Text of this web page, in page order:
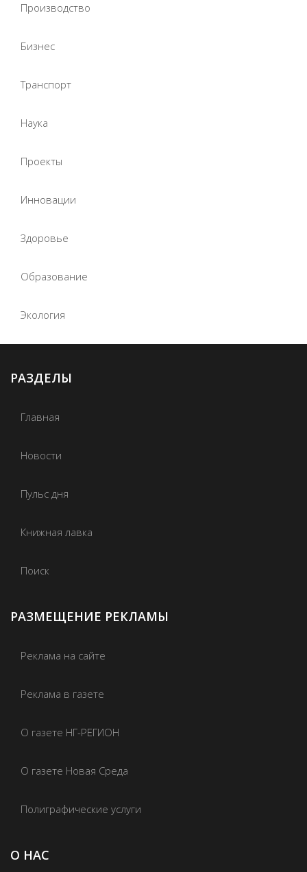
Производство
Бизнес
Транспорт
Наука
Проекты
Инновации
Здоровье
Образование
Экология
РАЗДЕЛЫ
Главная
Новости
Пульс дня
Книжная лавка
Поиск
РАЗМЕЩЕНИЕ РЕКЛАМЫ
Реклама на сайте
Реклама в газете
О газете НГ-РЕГИОН
О газете Новая Среда
Полиграфические услуги
О НАС